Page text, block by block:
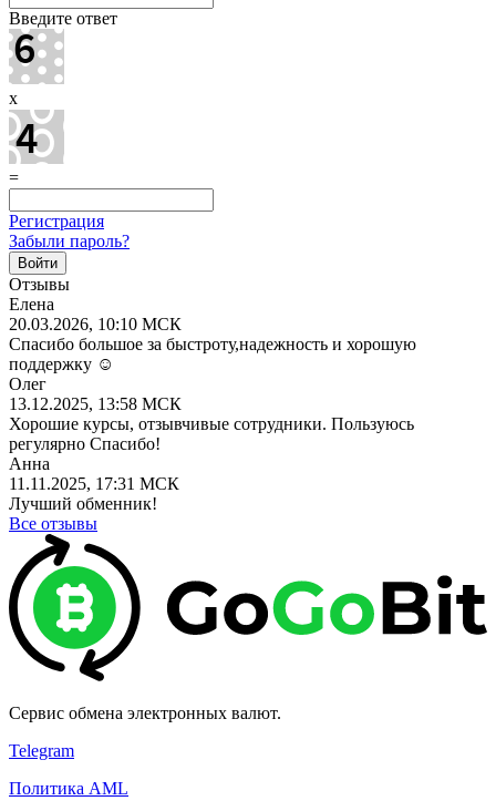
Введите ответ
x
=
Регистрация
Забыли пароль?
Отзывы
Елена
20.03.2026, 10:10 МСК
Спасибо большое за быстроту,надежность и хорошую
поддержку ☺️
Олег
13.12.2025, 13:58 МСК
Хорошие курсы, отзывчивые сотрудники. Пользуюсь
регулярно Спасибо!
Анна
11.11.2025, 17:31 МСК
Лучший обменник!
Все отзывы
Сервис обмена электронных валют.
Telegram
Политика AML